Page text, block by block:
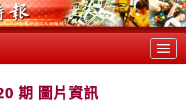
期 圖片資訊